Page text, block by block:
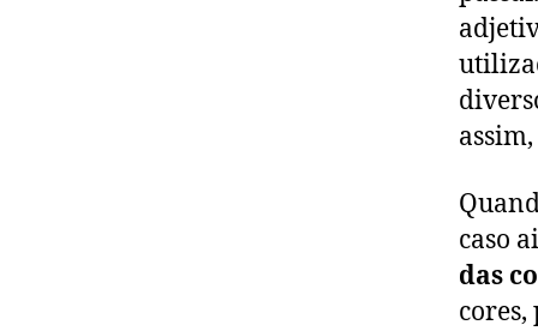
caso
das